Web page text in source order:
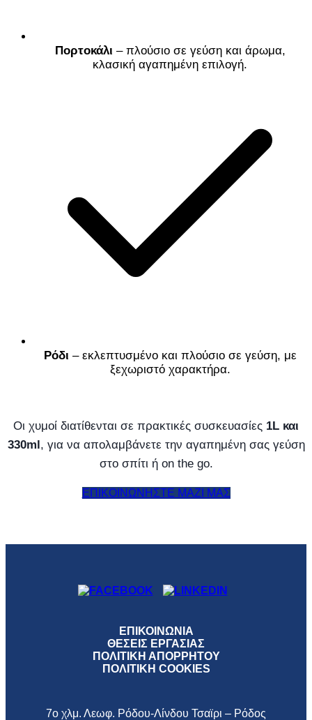
Πορτοκάλι – πλούσιο σε γεύση και άρωμα,
κλασική αγαπημένη επιλογή.
Ρόδι – εκλεπτυσμένο και πλούσιο σε γεύση, με
ξεχωριστό χαρακτήρα.
Οι χυμοί διατίθενται σε πρακτικές συσκευασίες 1L και
330ml , για να απολαμβάνετε την αγαπημένη σας γεύση
στο σπίτι ή on the go.
ΕΠΙΚΟΙΝΩΝΗΣΤΕ ΜΑΖΙ ΜΑΣ
ΕΠΙΚΟΙΝΩΝΙΑ
ΘΕΣΕΙΣ ΕΡΓΑΣΙΑΣ
ΠΟΛΙΤΙΚΗ ΑΠΟΡΡΗΤΟΥ
ΠΟΛΙΤΙΚΗ COOKIES
7ο χλμ. Λεωφ. Ρόδου-Λίνδου Τσαϊρι – Ρόδος